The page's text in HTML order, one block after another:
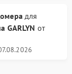
для
GARLYN от